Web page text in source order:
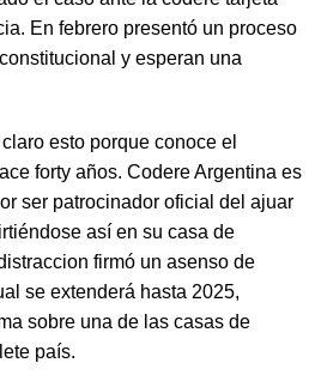
En febrero presentó un proceso
y esperan una
esto porque conoce el
forty años. Codere Argentina es
ser patrocinador oficial del ajuar
así en su casa de
firmó un asenso de
se extenderá hasta 2025,
sobre una de las casas de
país.